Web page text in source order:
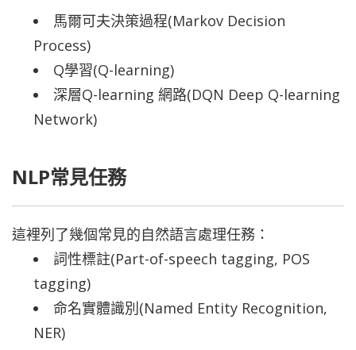
馬爾可夫決策過程(Markov Decision
Process)
Q學習(Q-learning)
深層Q-learning 網路(DQN Deep Q-learning
Network)
NLP常見任務
這裡列了幾個常見的自然語言處理任務：
詞性標註(Part-of-speech tagging, POS
tagging)
命名實體識別(Named Entity Recognition,
NER)